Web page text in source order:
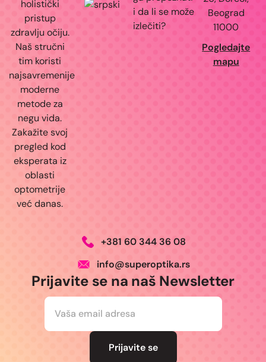
holistički
pristup
zdravlju očiju.
Naš stručni
tim koristi
najsavremenije
moderne
metode za
negu vida.
Zakažite svoj
pregled kod
eksperata iz
oblasti
optometrije
već danas.
i da li se može
izlečiti?
Beograd
11000
Pogledajte
mapu
+381 60 344 36 08
info@superoptika.rs
Prijavite se na naš Newsletter
E
Prijavite se